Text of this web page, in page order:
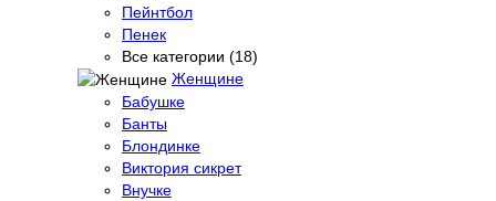
Пейнтбол
Пенек
Все категории (18)
Женщине
Бабушке
Банты
Блондинке
Виктория сикрет
Внучке